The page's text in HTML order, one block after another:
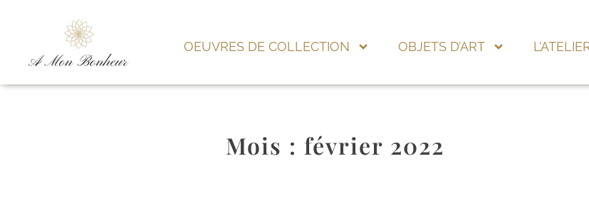
OEUVRES DE COLLECTION OBJETS D’ART
Mois : février 2022